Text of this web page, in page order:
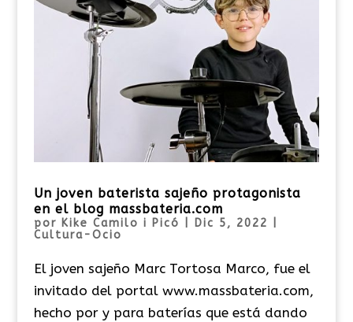
Un joven baterista sajeño protagonista
en el blog massbateria.com
por Kike Camilo i Picó Dic 5, 2022
Cultura-Ocio
El joven sajeño Marc Tortosa Marco, fue el
invitado del portal www.massbateria.com,
hecho por y para baterías que está dando